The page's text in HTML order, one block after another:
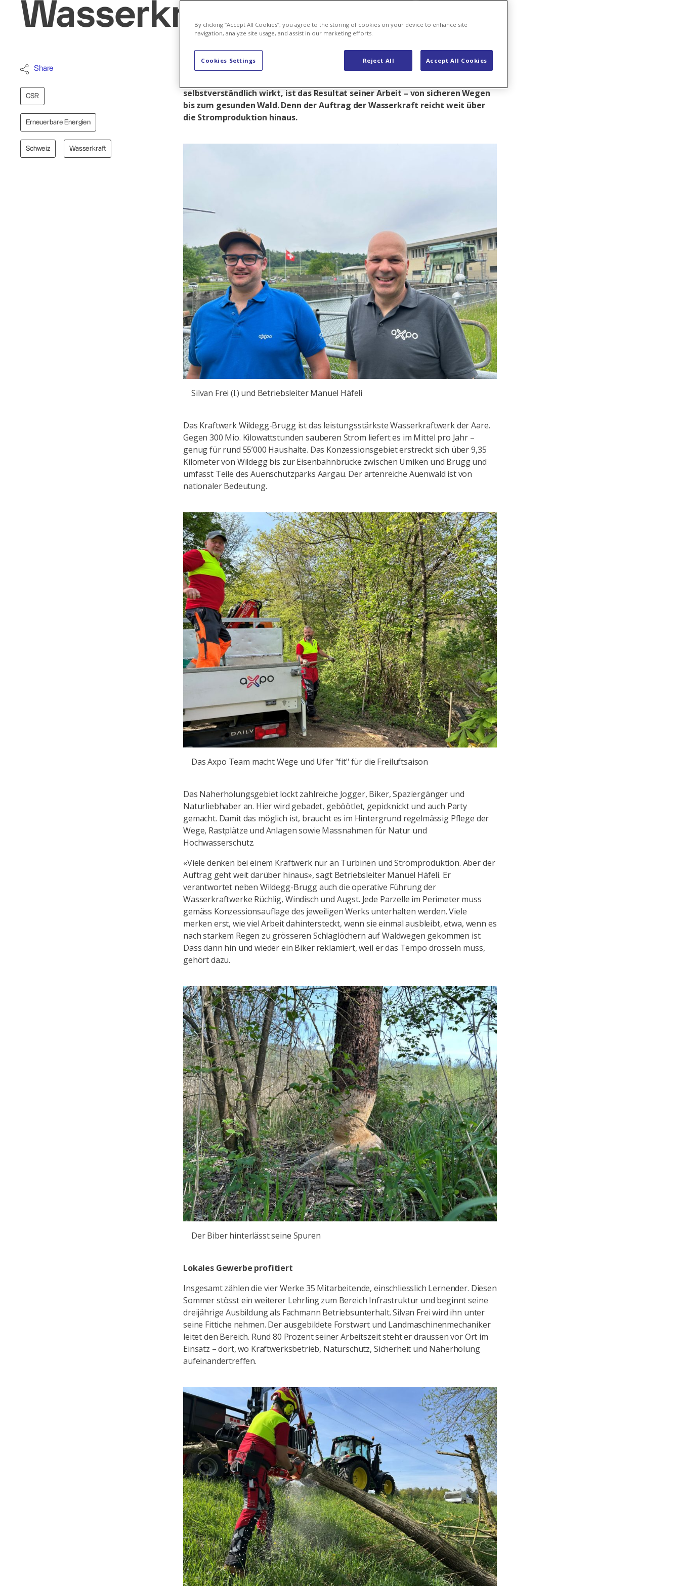
Wasserkraft: Mehr als Strom
Share
CSR
Erneuerbare Energien
Schweiz Wasserkraft
Wenn Silvan Frei, Leiter Infrastruktur des Kraftwerks Wildegg-Brugg, in den
selbstverständlich wirkt, ist das Resultat seiner Arbeit – von sicheren Wegen
bis zum gesunden Wald. Denn der Auftrag der Wasserkraft reicht weit über
die Stromproduktion hinaus.
Silvan Frei (l.) und Betriebsleiter Manuel Häfeli
Das Kraftwerk Wildegg-Brugg ist das leistungsstärkste Wasserkraftwerk der Aare.
Gegen 300 Mio. Kilowattstunden sauberen Strom liefert es im Mittel pro Jahr –
genug für rund 55’000 Haushalte. Das Konzessionsgebiet erstreckt sich über 9,35
Kilometer von Wildegg bis zur Eisenbahnbrücke zwischen Umiken und Brugg und
umfasst Teile des Auenschutzparks Aargau. Der artenreiche Auenwald ist von
nationaler Bedeutung.
Das Axpo Team macht Wege und Ufer "fit" für die Freiluftsaison
Das Naherholungsgebiet lockt zahlreiche Jogger, Biker, Spaziergänger und
Naturliebhaber an. Hier wird gebadet, geböötlet, gepicknickt und auch Party
gemacht. Damit das möglich ist, braucht es im Hintergrund regelmässig Pflege der
Wege, Rastplätze und Anlagen sowie Massnahmen für Natur und
Hochwasserschutz.
«Viele denken bei einem Kraftwerk nur an Turbinen und Stromproduktion. Aber der
Auftrag geht weit darüber hinaus», sagt Betriebsleiter Manuel Häfeli. Er
verantwortet neben Wildegg-Brugg auch die operative Führung der
Wasserkraftwerke Rüchlig, Windisch und Augst. Jede Parzelle im Perimeter muss
gemäss Konzessionsauflage des jeweiligen Werks unterhalten werden. Viele
merken erst, wie viel Arbeit dahintersteckt, wenn sie einmal ausbleibt, etwa, wenn es
nach starkem Regen zu grösseren Schlaglöchern auf Waldwegen gekommen ist.
Dass dann hin und wieder ein Biker reklamiert, weil er das Tempo drosseln muss,
gehört dazu.
Der Biber hinterlässt seine Spuren
Lokales Gewerbe profitiert
Insgesamt zählen die vier Werke 35 Mitarbeitende, einschliesslich Lernender. Diesen
Sommer stösst ein weiterer Lehrling zum Bereich Infrastruktur und beginnt seine
dreijährige Ausbildung als Fachmann Betriebsunterhalt. Silvan Frei wird ihn unter
seine Fittiche nehmen. Der ausgebildete Forstwart und Landmaschinenmechaniker
leitet den Bereich. Rund 80 Prozent seiner Arbeitszeit steht er draussen vor Ort im
Einsatz – dort, wo Kraftwerksbetrieb, Naturschutz, Sicherheit und Naherholung
aufeinandertreffen.
By clicking “Accept All Cookies”, you agree to the storing of cookies on your device to enhance site
navigation, analyze site usage, and assist in our marketing efforts.
Reject All Accept All Cookies
Cookies Settings